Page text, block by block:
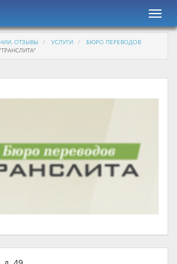
ОТЗЫВЫ УСЛУГИ
БЮРО ПЕРЕВОДОВ